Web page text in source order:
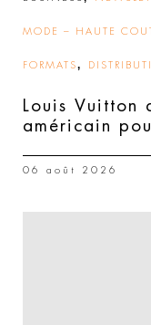
MODE – HAUTE
FORMATS,
Louis Vuitton
américain
06 août 2026